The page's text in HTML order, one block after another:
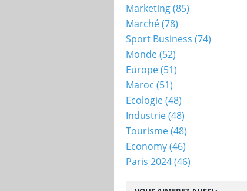
Marketing(85)
Marché(78)
Sport Business (74)
Monde(52)
Europe(51)
Maroc (51)
Ecologie(48)
Industrie(48)
Tourisme(48)
Economy(46)
Paris 2024(46)